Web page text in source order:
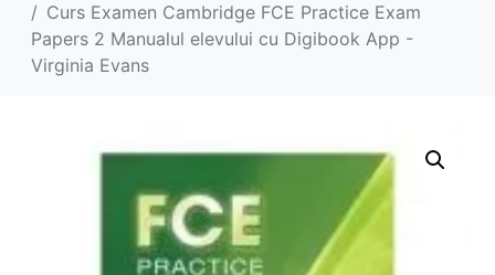
Curs Examen Cambridge FCE Practice Exam
Papers 2 Manualul elevului cu Digibook App -
Virginia Evans